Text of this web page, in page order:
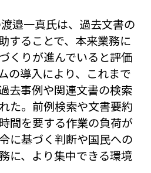
邉一真氏は、過去文書の
することで、本来業務に
くりが進んでいると評価
の導入により、これまで
去事例や関連文書の検索
た。前例検索や文書要約
間を要する作業の負荷が
に基づく判断や国民への
に、より集中できる環境